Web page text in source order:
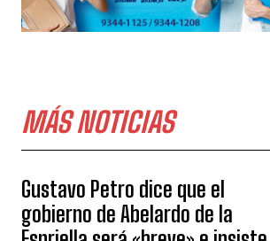
MÁS NOTICIAS
Gustavo Petro dice que el
gobierno de Abelardo de la